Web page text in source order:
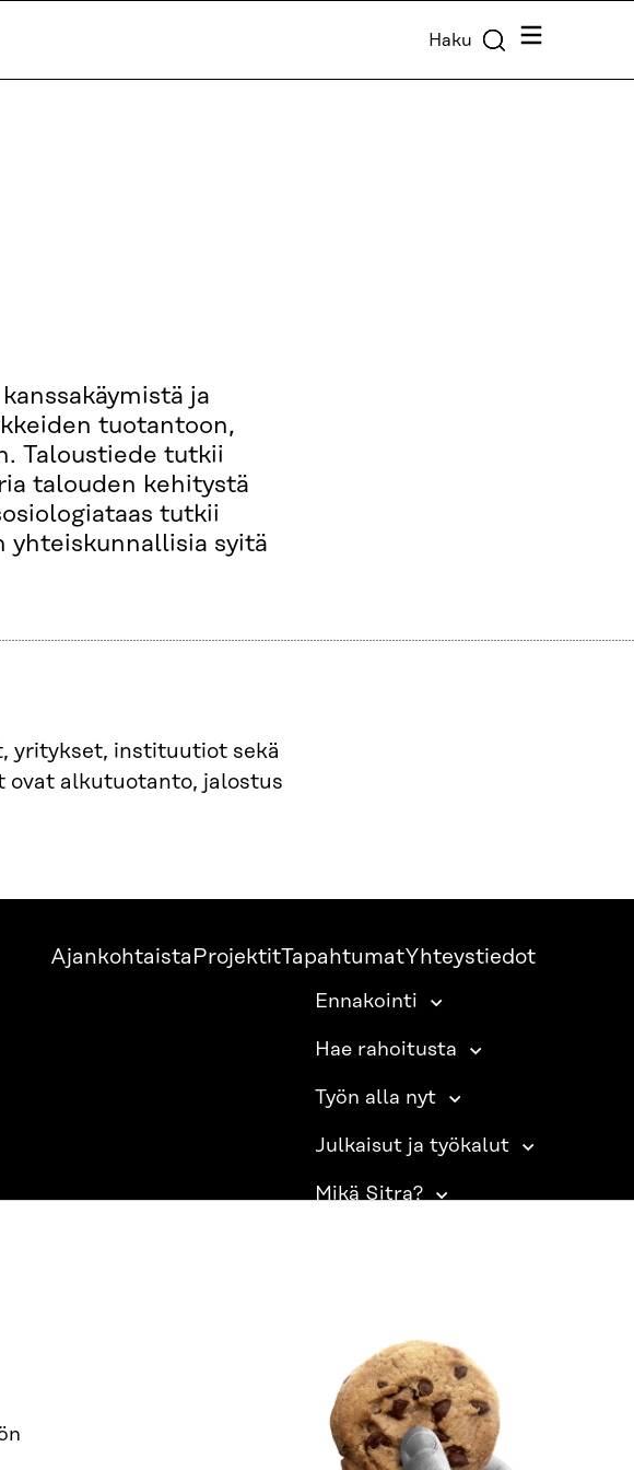
Haku Valikko
ja
tuotantoon,
Taloustiede tutkii
talouden kehitystä
tutkii
syitä
yritykset, instituutiot sekä
ovat alkutuotanto, jalostus
Ajankohtaista ProjektitTapahtumatYhteystiedot
Ennakointi
Hae rahoitusta
Työn alla nyt
Julkaisut ja työkalut
Mikä Sitra?
SITRA SOSIAALISESSA MEDIASSA